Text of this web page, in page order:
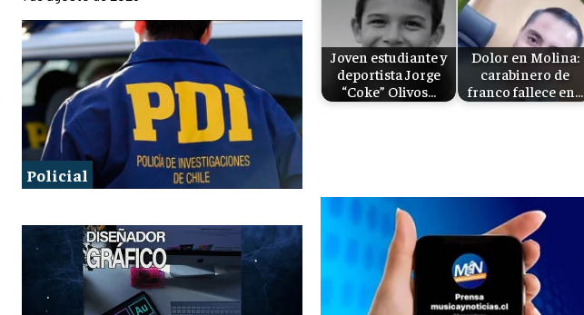
Policial
Joven estudiante y
deportista Jorge
“Coke” Olivos…
Dolor en Molina:
carabinero de
franco fallece en…